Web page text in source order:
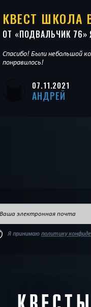
КВЕСТ ШКОЛА
ОТ «ПОДВАЛЬЧИК 76»
Спасибо! Были небольшой
понравилось!
07.11.2021
АНДРЕЙ
Я принимаю политику